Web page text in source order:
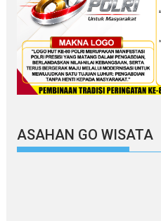
ASAHAN GO WISATA